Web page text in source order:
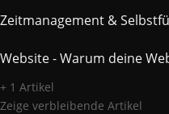
Zeitmanagement &
Website - Warum deine
+ 1 Artikel
Zeige verbleibende Artikel